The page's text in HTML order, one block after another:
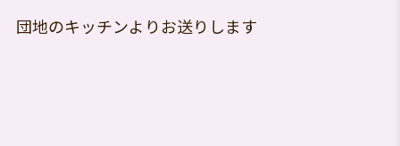
団地のキッチンよりお送りします